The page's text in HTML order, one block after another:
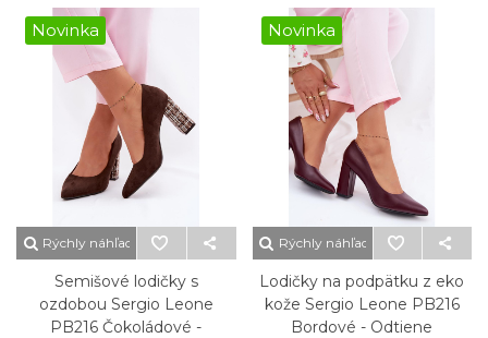
Novinka
Rýchly náhľad
Semišové lodičky s
ozdobou Sergio Leone
PB216 Čokoládové -
Novinka
Rýchly náhľad
Lodičky na podpätku z eko
kože Sergio Leone PB216
Bordové - Odtiene